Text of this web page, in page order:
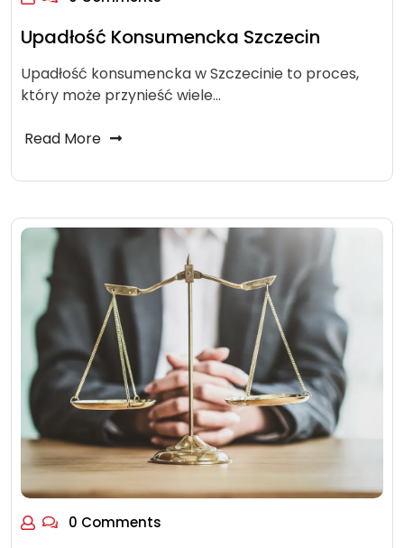
Upadłość Konsumencka Szczecin
Upadłość konsumencka w Szczecinie to proces,
który może przynieść wiele…
Read More
0 Comments